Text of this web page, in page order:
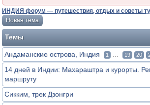
ИНДИЯ форум — путешествия, отдых и советы
Новая тема
Темы
Андаманские острова, Индия 1 19 20
14 дней в Индии: Махараштра и курорты.
маршруту
Сикким, трек Дзонгри